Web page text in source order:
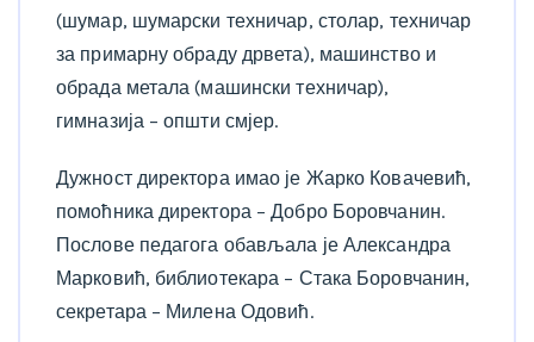
(шумар, шумарски техничар, столар, техничар
за примарну обраду дрвета), машинство и
обрада метала (машински техничар),
гимназија – општи смјер.
Дужност директора имао је Жарко Ковачевић,
помоћника директора – Добро Боровчанин.
Послове педагога обављала је Александра
Марковић, библиотекара – Стака Боровчанин,
секретара – Милена Одовић.